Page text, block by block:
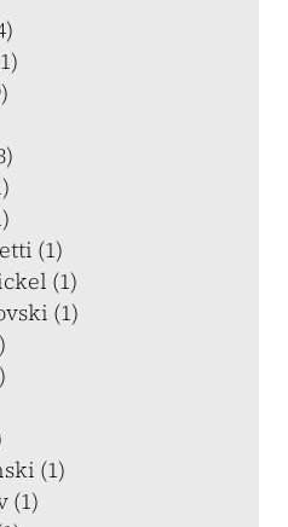
(1)
(1)
(1)
(1)
(1)